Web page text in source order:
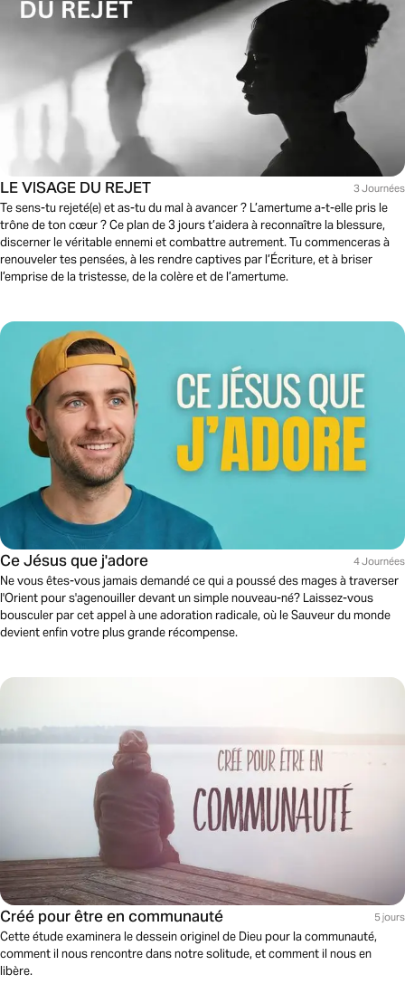
LE VISAGE DU REJET 3 Journées
Te sens-tu rejeté(e) et as-tu du mal à avancer ? L’amertume a-t-elle pris le
trône de ton cœur ? Ce plan de 3 jours t’aidera à reconnaître la blessure,
discerner le véritable ennemi et combattre autrement. Tu commenceras à
renouveler tes pensées, à les rendre captives par l’Écriture, et à briser
l’emprise de la tristesse, de la colère et de l’amertume.
Ce Jésus que j'adore 4 Journées
Ne vous êtes-vous jamais demandé ce qui a poussé des mages à traverser
l'Orient pour s'agenouiller devant un simple nouveau-né? Laissez-vous
bousculer par cet appel à une adoration radicale, où le Sauveur du monde
devient enfin votre plus grande récompense.
Créé pour être en communauté 5 jours
Cette étude examinera le dessein originel de Dieu pour la communauté,
comment il nous rencontre dans notre solitude, et comment il nous en
libère.